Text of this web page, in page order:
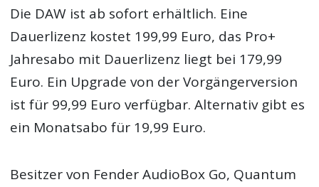
Die DAW ist ab sofort erhältlich. Eine
Dauerlizenz kostet 199,99 Euro, das Pro+
Jahresabo mit Dauerlizenz liegt bei 179,99
Euro. Ein Upgrade von der Vorgängerversion
ist für 99,99 Euro verfügbar. Alternativ gibt es
ein Monatsabo für 19,99 Euro.
Besitzer von Fender AudioBox Go, Quantum